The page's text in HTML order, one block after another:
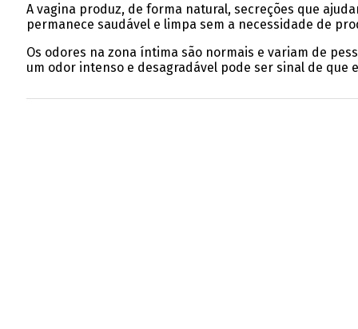
A vagina produz, de forma natural, secreções que
permanece saudável e limpa sem a necessidade de
Os odores na zona íntima são normais e variam de
um odor intenso e desagradável pode ser sinal de que